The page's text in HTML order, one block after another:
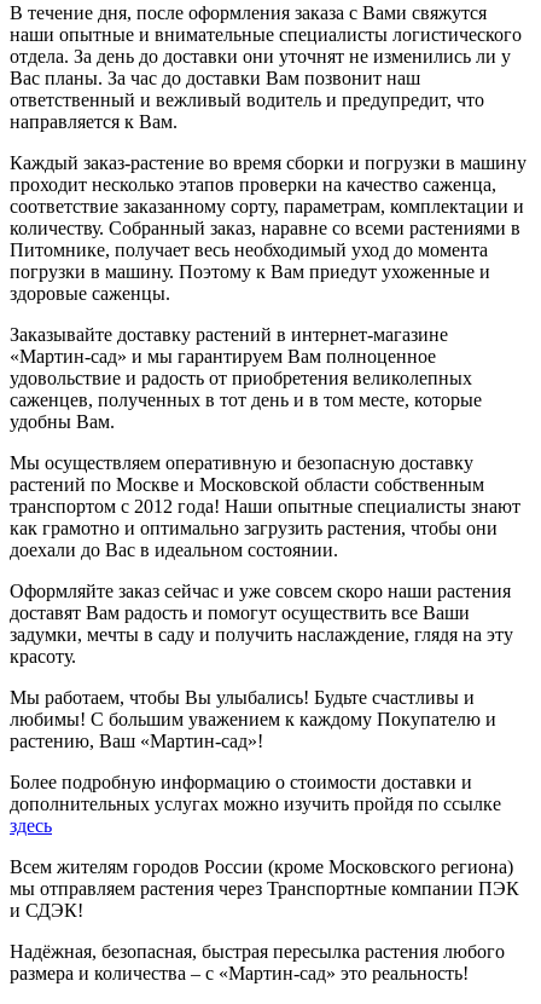
В течение дня, после оформления заказа с Вами свяжутся
наши опытные и внимательные специалисты логистического
отдела. За день до доставки они уточнят не изменились ли у
Вас планы. За час до доставки Вам позвонит наш
ответственный и вежливый водитель и предупредит, что
направляется к Вам.
Каждый заказ-растение во время сборки и погрузки в машину
проходит несколько этапов проверки на качество саженца,
соответствие заказанному сорту, параметрам, комплектации и
количеству. Собранный заказ, наравне со всеми растениями в
Питомнике, получает весь необходимый уход до момента
погрузки в машину. Поэтому к Вам приедут ухоженные и
здоровые саженцы.
Заказывайте доставку растений в интернет-магазине
«Мартин-сад» и мы гарантируем Вам полноценное
удовольствие и радость от приобретения великолепных
саженцев, полученных в тот день и в том месте, которые
удобны Вам.
Мы осуществляем оперативную и безопасную доставку
растений по Москве и Московской области собственным
транспортом с 2012 года! Наши опытные специалисты знают
как грамотно и оптимально загрузить растения, чтобы они
доехали до Вас в идеальном состоянии.
Оформляйте заказ сейчас и уже совсем скоро наши растения
доставят Вам радость и помогут осуществить все Ваши
задумки, мечты в саду и получить наслаждение, глядя на эту
красоту.
Мы работаем, чтобы Вы улыбались! Будьте счастливы и
любимы! С большим уважением к каждому Покупателю и
растению, Ваш «Мартин-сад»!
Более подробную информацию о стоимости доставки и
дополнительных услугах можно изучить пройдя по ссылке
здесь
Всем жителям городов России (кроме Московского региона)
мы отправляем растения через Транспортные компании ПЭК
и СДЭК!
Надёжная, безопасная, быстрая пересылка растения любого
размера и количества – с «Мартин-сад» это реальность!